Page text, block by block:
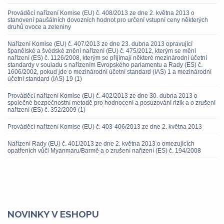
Prováděcí nařízení Komise (EU) č. 408/2013 ze dne 2. května 2013 o
stanovení paušálních dovozních hodnot pro určení vstupní ceny některých
druhů ovoce a zeleniny
Nařízení Komise (EU) č. 407/2013 ze dne 23. dubna 2013 opravující
španělské a švédské znění nařízení (EU) č. 475/2012, kterým se mění
nařízení (ES) č. 1126/2008, kterým se přijímají některé mezinárodní účetní
standardy v souladu s nařízením Evropského parlamentu a Rady (ES) č.
1606/2002, pokud jde o mezinárodní účetní standard (IAS) 1 a mezinárodní
účetní standard (IAS) 19 (1)
Prováděcí nařízení Komise (EU) č. 402/2013 ze dne 30. dubna 2013 o
společné bezpečnostní metodě pro hodnocení a posuzování rizik a o zrušení
nařízení (ES) č. 352/2009 (1)
Prováděcí nařízení Komise (EU) č. 403-406/2013 ze dne 2. května 2013
Nařízení Rady (EU) č. 401/2013 ze dne 2. května 2013 o omezujících
opatřeních vůči Myanmaru/Barmě a o zrušení nařízení (ES) č. 194/2008
NOVINKY V ESHOPU